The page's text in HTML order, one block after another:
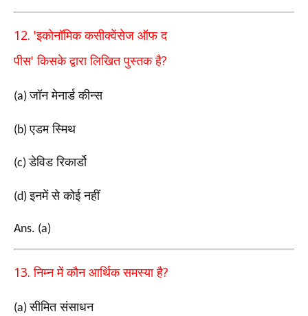
12. 'इकोनॉमिक कसीक्वेंसेज ऑफ द
पीस'किसके द्वारा लिखित पुस्तक है?
(a)जॉन मेनार्ड कीन्स
(b)एडम स्मिथ
(c)डेविड रिकार्डो
(d)इनमें से कोई नहीं
Ans. (a)
13.निम्न में कौन आर्थिक समस्या है?
(a)सीमित संसाधन